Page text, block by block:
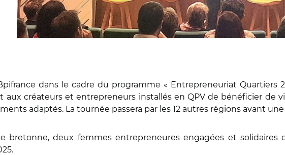
dans le cadre du programme « Entrepreneuriat Quartiers
aux créateurs et entrepreneurs installés en QPV de bénéficier de
adaptés. La tournée passera par les 12 autres régions avant
bretonne, deux femmes entrepreneures engagées et